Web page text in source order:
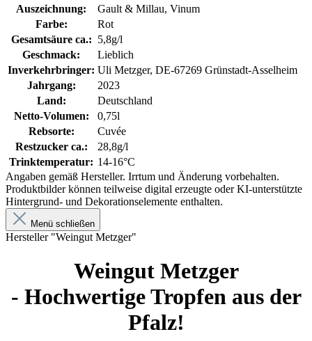
Auszeichnung:
Gault & Millau, Vinum
Farbe:
Rot
Gesamtsäure ca.: 5,8g/l
Geschmack:
Lieblich
Inverkehrbringer: Uli Metzger, DE-67269 Grünstadt-Asselheim
Jahrgang:
2023
Land:
Deutschland
Netto-Volumen:
0,75l
Rebsorte:
Cuvée
Restzucker ca.:
28,8g/l
Trinktemperatur: 14-16°C
Angaben gemäß Hersteller. Irrtum und Änderung vorbehalten.
Produktbilder können teilweise digital erzeugte oder KI-unterstützte
Hintergrund- und Dekorationselemente enthalten.
Menü schließen
Hersteller "Weingut Metzger"
Weingut Metzger
- Hochwertige Tropfen aus der
Pfalz!